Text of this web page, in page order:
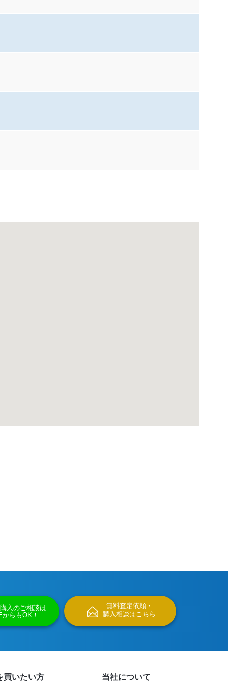
入のご相談は
からもOK！
無料査定依頼・
購入相談はこちら
買いたい方 当社について